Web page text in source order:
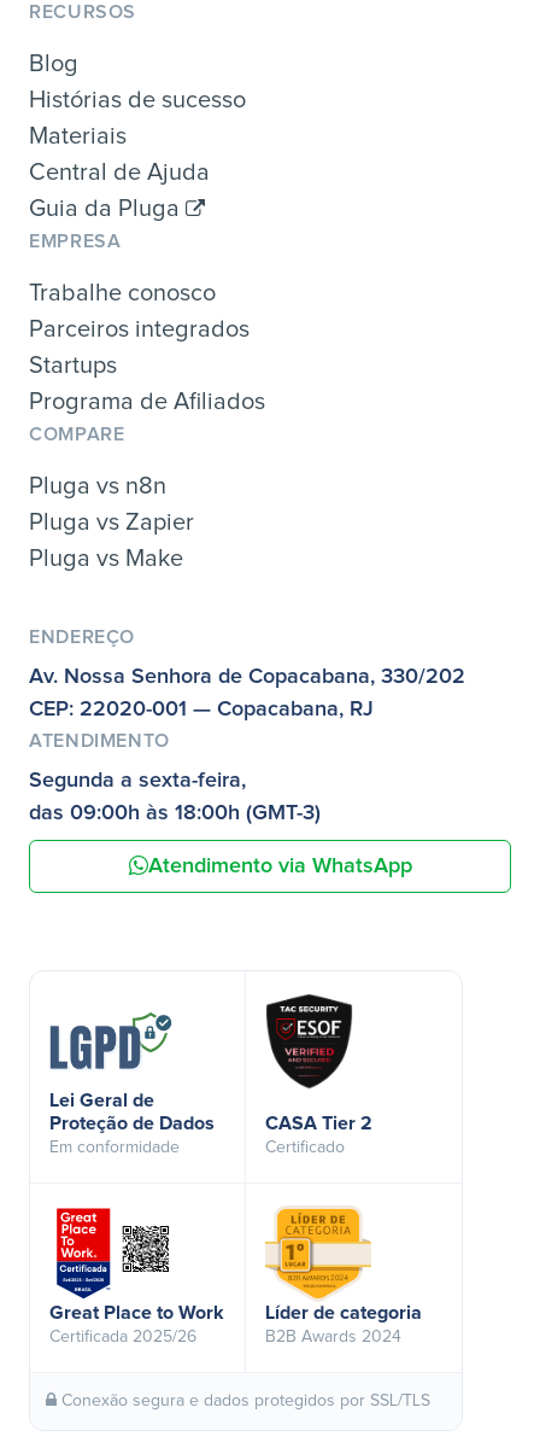
RECURSOS
Blog
Histórias de sucesso
Materiais
Central de Ajuda
Guia da Pluga
EMPRESA
Trabalhe conosco
Parceiros integrados
Startups
Programa de Afiliados
COMPARE
Pluga vs n8n
Pluga vs Zapier
Pluga vs Make
ENDEREÇO
Av. Nossa Senhora de Copacabana, 330/202
CEP: 22020-001 — Copacabana, RJ
ATENDIMENTO
Segunda a sexta-feira,
das 09:00h às 18:00h (GMT-3)
Atendimento via WhatsApp
Lei Geral de
Proteção de Dados
Em conformidade
CASA Tier 2
Certificado
Great Place to Work
Certificada 2025/26
Líder de categoria
B2B Awards 2024
Conexão segura e dados protegidos por SSL/TLS